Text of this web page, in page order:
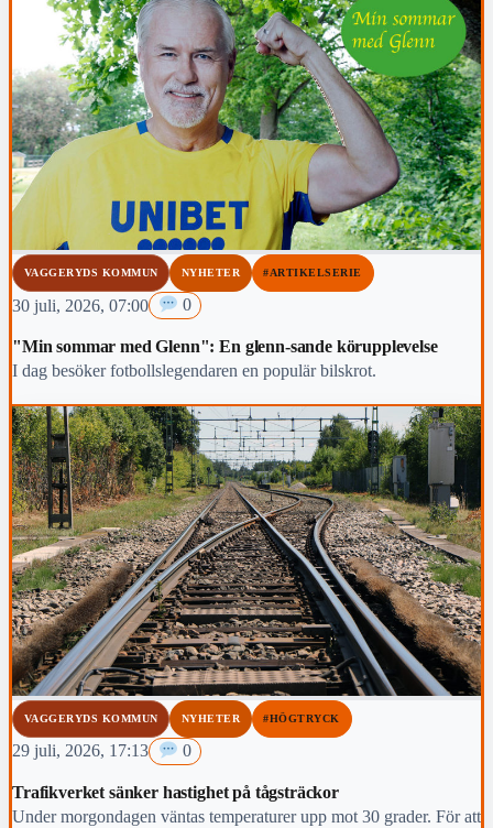
VAGGERYDS KOMMUN NYHETER #ARTIKELSERIE
30 juli, 2026, 07:00 0
"Min sommar med Glenn": En glenn-sande körupplevelse
I dag besöker fotbollslegendaren en populär bilskrot.
VAGGERYDS KOMMUN NYHETER #HÖGTRYCK
29 juli, 2026, 17:13 0
Trafikverket sänker hastighet på tågsträckor
Under morgondagen väntas temperaturer upp mot 30 grader. För att